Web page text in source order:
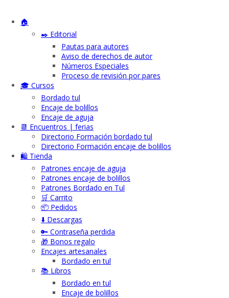
🏠
✒️ Editorial
Pautas para autores
Aviso de derechos de autor
Números Especiales
Proceso de revisión por pares
🎓 Cursos
Bordado tul
Encaje de bolillos
Encaje de aguja
📆 Encuentros | ferias
Directorio Formación bordado tul
Directorio Formación encaje de bolillos
🛍️ Tienda
Patrones encaje de aguja
Patrones encaje de bolillos
Patrones Bordado en Tul
🛒 Carrito
📦 Pedidos
⬇️ Descargas
🔑 Contraseña perdida
🎁 Bonos regalo
Encajes artesanales
Bordado en tul
📚 Libros
Bordado en tul
Encaje de bolillos